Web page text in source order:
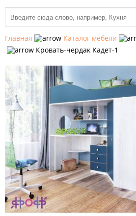
Главная Каталог мебели
Кровать-чердак Кадет-1
МЕБЕЛЬ
КУХНИ
ДЕТСКАЯ
МЕБЕЛЬ
МЯГКАЯ
МЕБЕЛЬ
ШКАФЫ
МЕБЕЛЬ
ДЛЯ
СПАЛЬНИ
МЕБЕЛЬ
ДЛЯ
ГОСТИНОЙ